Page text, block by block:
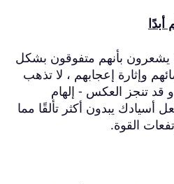
بأنهم متفوقون بشكل
وإثارة إعجابهم ، لا تذهب
تنجز العكس - إلهام
أسيادك يبدون أكثر تألقًا مما
القوة.